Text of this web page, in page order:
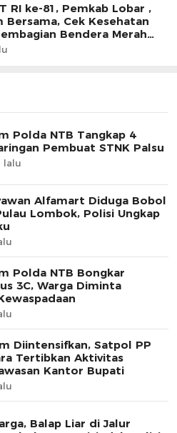
RI ke-81, Pemkab Lobar ,
Bersama, Cek Kesehatan
Bendera Merah
Polda NTB Tangkap 4
Pembuat STNK Palsu
lalu
Alfamart Diduga Bobol
Lombok, Polisi Ungkap
Polda NTB Bongkar
3C, Warga Diminta
Diintensifkan, Satpol PP
Tertibkan Aktivitas
Kantor Bupati
Balap Liar di Jalur